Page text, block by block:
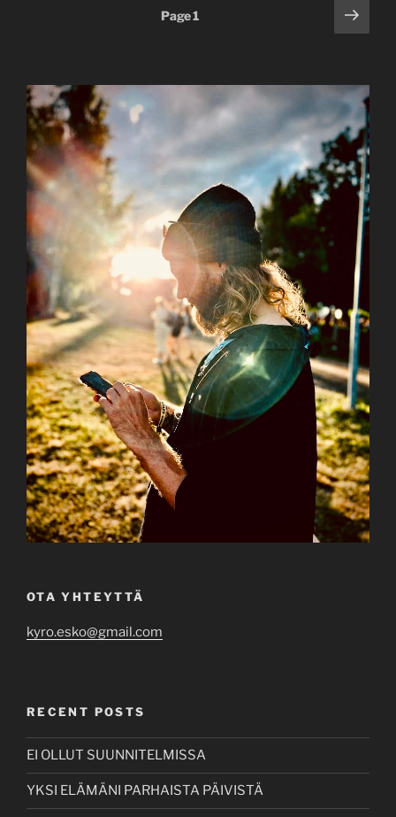
Page1
Next
page
OTA YHTEYTTÄ
kyro.esko@gmail.com
RECENT POSTS
EI OLLUT SUUNNITELMISSA
YKSI ELÄMÄNI PARHAISTA PÄIVISTÄ